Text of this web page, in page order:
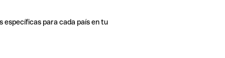
específicas para cada país en tu